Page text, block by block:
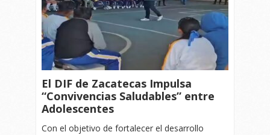
El DIF de Zacatecas Impulsa
“Convivencias Saludables” entre
Adolescentes
Con el objetivo de fortalecer el desarrollo